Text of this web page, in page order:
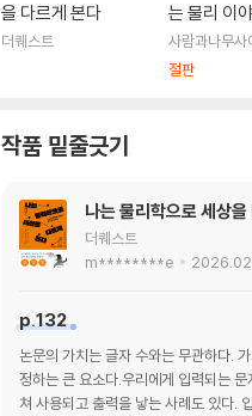
을 다르게 본다
더퀘스트
는 물리 이
사람과나무사
절판
작품 밑줄긋기
나는 물리학으로 세상
더퀘스트
m********e
p.132
논문의 가치는 글자 수와는 무관하다.
정하는 큰 요소다.우리에게 입력되는
쳐 사용되고 출력을 낳는 사례도 있다.